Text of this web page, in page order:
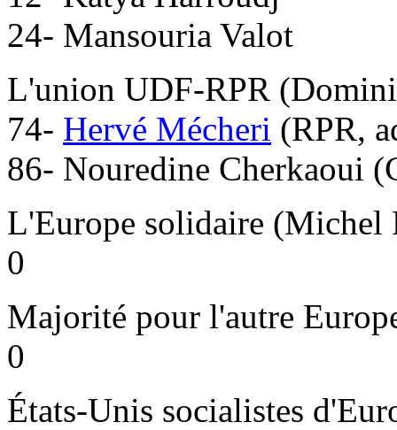
24- Mansouria Valot
L'union UDF-RPR
74- Hervé Mécheri (RPR,
86- Nouredine Cherkaoui
L'Europe solidaire (Michel
0
Majorité pour l'autre
0
États-Unis socialistes